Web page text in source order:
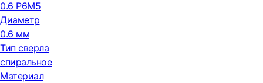
0.6 Р6М5
Диаметр
0.6 мм
Тип сверла
спиральное
Материал